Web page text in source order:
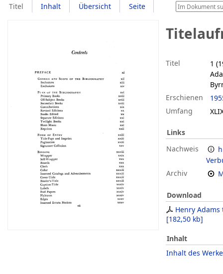
Titel Inhalt Übersicht Seite
Titel
1
Erschienen
Umfang
Links
Nachweis
Archiv
Download
Henry Adams
[182,50 kb]
Inhalt
Inhalt des